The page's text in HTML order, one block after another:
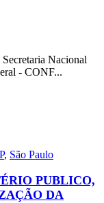
Nacional
- CONF...
, São Paulo
PUBLICO,
DA